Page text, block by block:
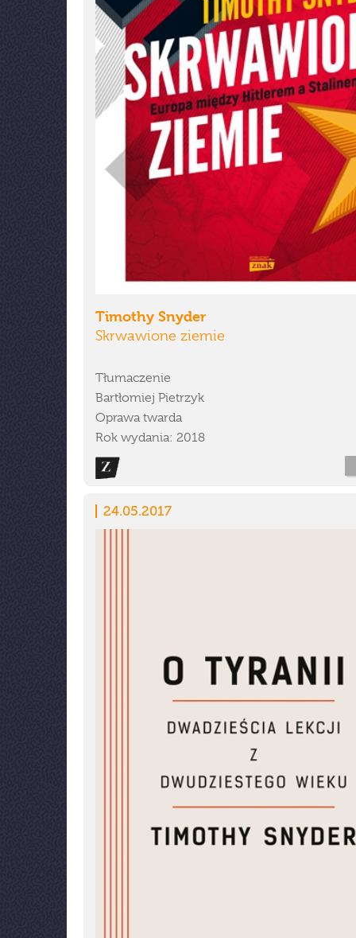
Timothy Snyder
Skrwawione ziemie
Tłumaczenie
Bartłomiej Pietrzyk
Oprawa twarda
Rok wydania: 2018
24.05.2017